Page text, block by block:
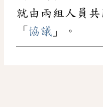
就由兩組人員共
「 協議 」。